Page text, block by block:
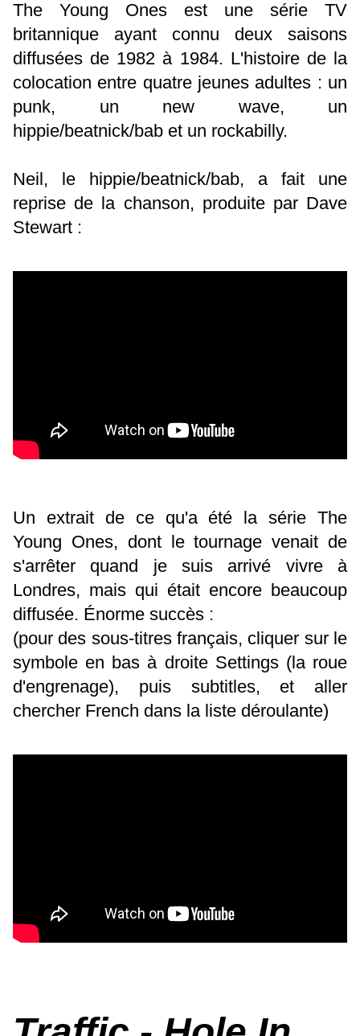
The Young Ones est une série TV
britannique ayant connu deux saisons
diffusées de 1982 à 1984. L'histoire de la
colocation entre quatre jeunes adultes : un
punk, un new wave, un
hippie/beatnick/bab et un rockabilly.
Neil, le hippie/beatnick/bab, a fait une
reprise de la chanson, produite par Dave
Stewart :
Un extrait de ce qu'a été la série The
Young Ones, dont le tournage venait de
s'arrêter quand je suis arrivé vivre à
Londres, mais qui était encore beaucoup
diffusée. Énorme succès :
(pour des sous-titres français, cliquer sur le
symbole en bas à droite Settings (la roue
d'engrenage), puis subtitles, et aller
chercher French dans la liste déroulante)